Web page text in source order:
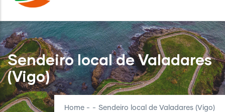
Sendeiro local de Valadares
(Vigo)
Home - - Sendeiro local de Valadares (Vigo)